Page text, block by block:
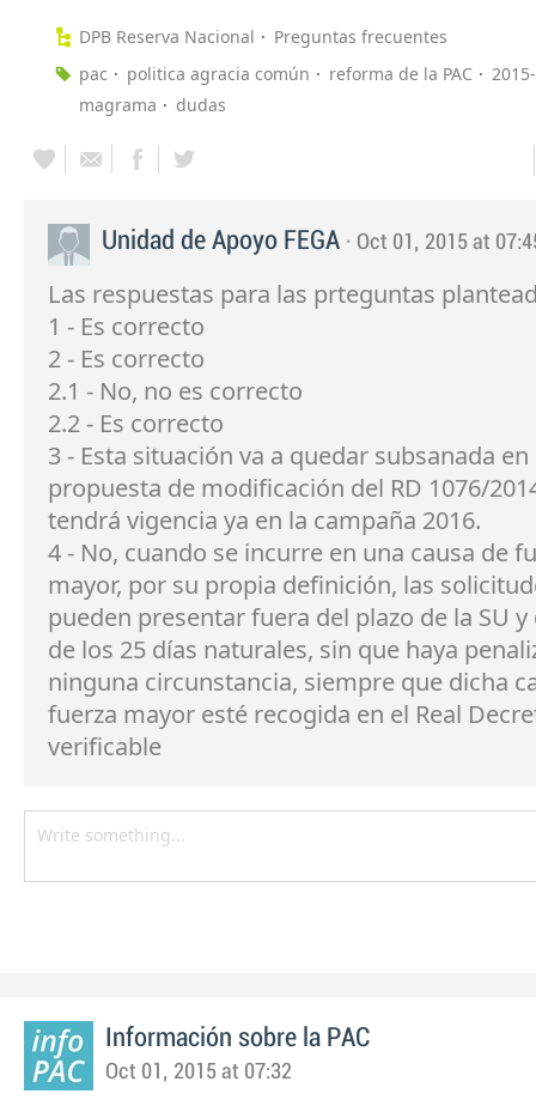
DPB Reserva Nacional
Preguntas frecuentes
pac
politica agracia común reforma de la PAC
magrama
dudas
Unidad de Apoyo FEGA · Oct 01, 2015 at
Las respuestas para las prteguntas
1 - Es correcto
2 - Es correcto
2.1 - No, no es correcto
2.2 - Es correcto
3 - Esta situación va a quedar subsanada en
propuesta de modificación del RD 1076/
tendrá vigencia ya en la campaña 2016.
4 - No, cuando se incurre en una causa de
mayor, por su propia definición, las
pueden presentar fuera del plazo de la SU y
de los 25 días naturales, sin que haya
ninguna circunstancia, siempre que dicha
fuerza mayor esté recogida en el Real
verificable
Información sobre la PAC
Oct 01, 2015 at 07:32